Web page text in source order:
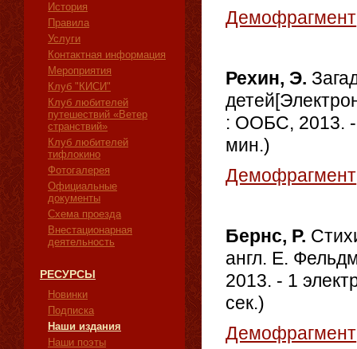
История
Правила
Услуги
Контактная информация
Мероприятия
Клуб "КИСИ"
Клуб любителей
путешествий «Ветер
странствий»
Клуб любителей
тифлокино
Фотогалерея
Официальные
документы
Схема проезда
Внестационарная
деятельность
РЕСУРСЫ
Новинки
Подписка
Наши издания
Наши поэты
Демофрагмент
Рехин, Э.
: ООБС, 2013. -
мин.)
Демофрагмент
Бернс, Р.
англ. Е.
2013. - 1
сек.)
Демофрагмент